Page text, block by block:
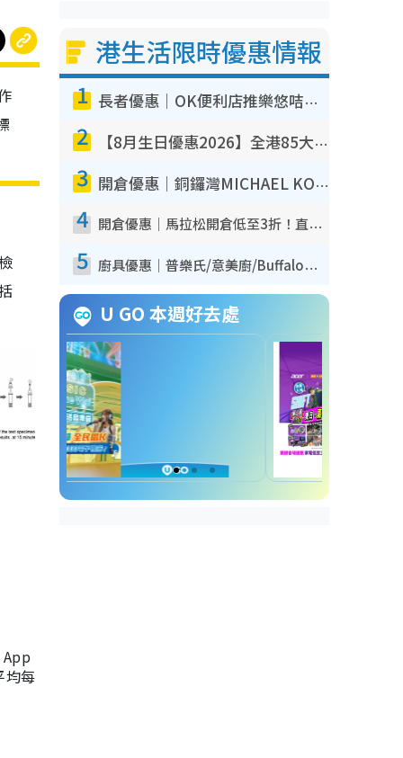
均每
港生活限時優惠情報
1 長者優惠｜OK便利店推樂悠咭優惠！買麵包/牛奶/保健品拍卡即減
2 【8月生日優惠2026】全港85大食買玩著數攻略 自助餐/火鍋放題同行免費＋誠品/DONKI送現金券
3 開倉優惠｜銅鑼灣MICHAEL KORS開倉低至17折！直擊$500起買手袋/銀包/鞋款 必買經典Jet Set系列
4 開倉優惠｜馬拉松開倉低至3折！直擊$99起買adidas／New Balance／Puma鞋款 STANLEY保溫杯劈價至$119起
5 廚具優惠｜普樂氏/意美廚/Buffalo廚具低至3折！$89起買煎鍋／炒鑊／個人鍋 同場小家電激減至$99起
U GO 本週好去處